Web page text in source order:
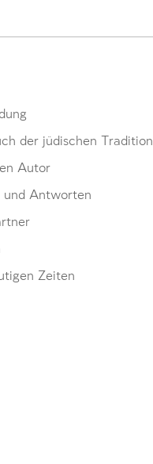
der jüdischen Tradition
Autor
und Antworten
Zeiten